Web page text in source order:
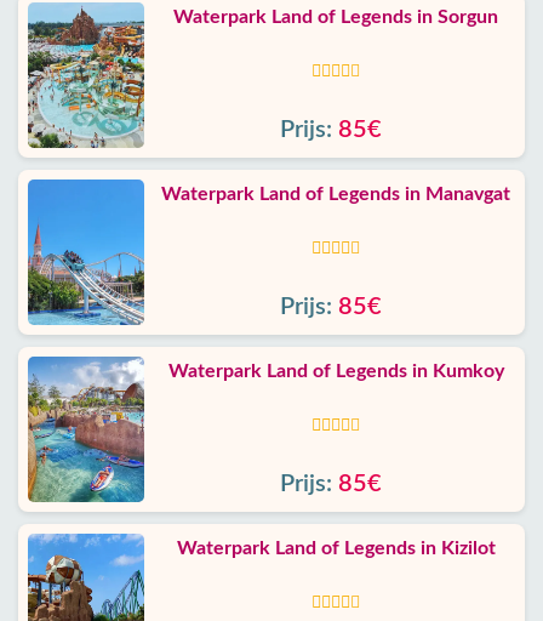
Waterpark Land of Legends in Sorgun
Prijs: 85€
Waterpark Land of Legends in Manavgat
Prijs: 85€
Waterpark Land of Legends in Kumkoy
Prijs: 85€
Waterpark Land of Legends in Kizilot